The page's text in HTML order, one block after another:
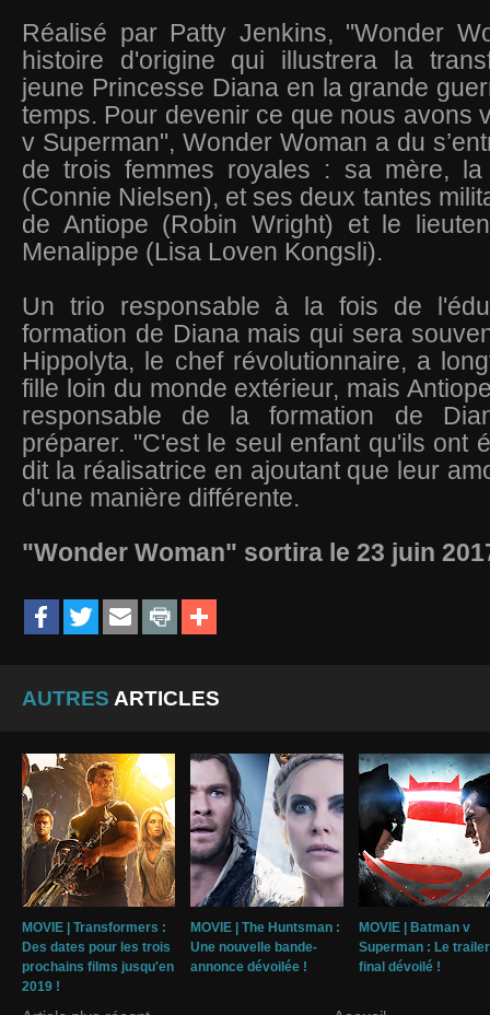
Réalisé par Patty Jenkins, "Wonder
histoire d'origine qui illustrera la
jeune Princesse Diana en la grande
temps. Pour devenir ce que nous avons
v Superman", Wonder Woman a du
de trois femmes royales : sa mère, la
(Connie Nielsen), et ses deux tantes
de Antiope (Robin Wright) et le
Menalippe (Lisa Loven Kongsli).
Un trio responsable à la fois de
formation de Diana mais qui sera
Hippolyta, le chef révolutionnaire, a
fille loin du monde extérieur, mais
responsable de la formation de
préparer. "C'est le seul enfant qu'ils ont
dit la réalisatrice en ajoutant que leur
d'une manière différente.
"Wonder Woman" sortira le 23 juin
AUTRES ARTICLES
MOVIE | Transformers :
Des dates pour les trois
prochains films jusqu'en
2019 !
MOVIE | The Huntsman :
Une nouvelle bande-
annonce dévoilée !
MOVIE | Batman v
Superman : Le trailer
final dévoilé !